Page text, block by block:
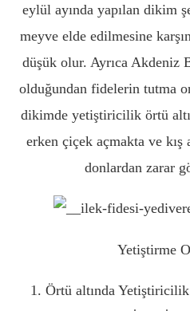
eylül ayında yapılan dikim
meyve elde edilmesine
düşük olur. Ayrıca Akdeniz
olduğundan fidelerin tutma
dikimde yetiştiricilik örtü
erken çiçek açmakta ve kış
donlardan zarar
Yetiştirme
1. Örtü altında